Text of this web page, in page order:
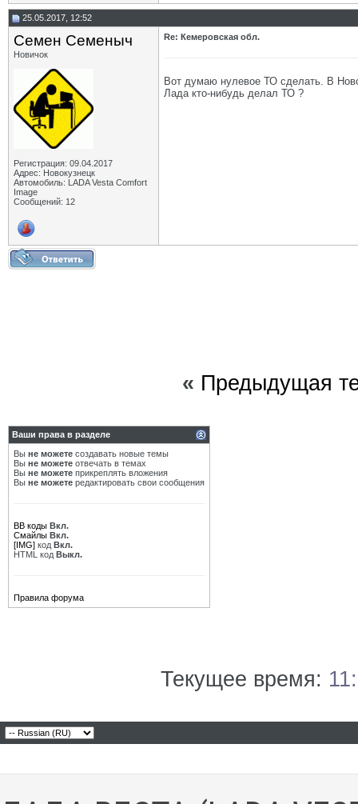
25.05.2017, 12:52
Семен Семеныч
Новичок
Регистрация: 09.04.2017
Адрес: Новокузнецк
Автомобиль: LADA Vesta Comfort
Image
Сообщений: 12
Re: Кемеровская обл.
Вот думаю нулевое ТО сделать. В
Лада кто-нибудь делал ТО ?
« Предыдущая
Ваши права в разделе
Вы не можете создавать новые темы
Вы не можете отвечать в темах
Вы не можете прикреплять вложения
Вы не можете редактировать свои сообщения
BB коды Вкл.
Смайлы Вкл.
[IMG] код Вкл.
HTML код Выкл.
Правила форума
Текущее время: